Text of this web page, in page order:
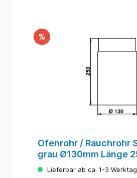
%
Ofenrohr / Rauchrohr
grau Ø130mm Länge
Lieferbar ab ca. 1-3